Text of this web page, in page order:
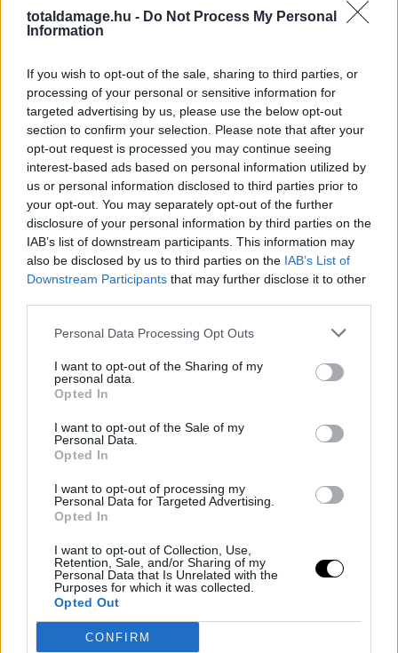
totaldamage.hu - Do Not Process My Personal
Information
If you wish to opt-out of the sale, sharing to third parties, or
processing of your personal or sensitive information for
targeted advertising by us, please use the below opt-out
section to confirm your selection. Please note that after your
opt-out request is processed you may continue seeing
interest-based ads based on personal information utilized by
us or personal information disclosed to third parties prior to
your opt-out. You may separately opt-out of the further
disclosure of your personal information by third parties on the
IAB’s list of downstream participants. This information may
also be disclosed by us to third parties on the IAB’s List of
Downstream Participants that may further disclose it to other
Personal Data Processing Opt Outs
I want to opt-out of the Sharing of my
personal data.
Opted In
I want to opt-out of the Sale of my
Personal Data.
Opted In
I want to opt-out of processing my
Personal Data for Targeted Advertising.
Opted In
I want to opt-out of Collection, Use,
Retention, Sale, and/or Sharing of my
Personal Data that Is Unrelated with the
Purposes for which it was collected.
Opted Out
CONFIRM
BKFC · 2026 MÁJUS 07, CSÜTÖRTÖK byTD_STRYDER
Alex Terrible többször is padlóra került, majd kiütéssel
kikapott a BKFC-ben – órákkal a koncertje után.…
BKFC
FLOYD MAYWEATHER
EGYKORI
ELLENFELÉVEL
SZEMBEN DEBÜTÁL
DARREN TILL A BKFC-
BEN